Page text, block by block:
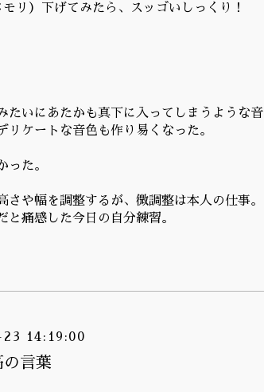
リ）下げてみたら、スッゴいしっくり！
たいにあたかも真下に入ってしまうような音
ケートな音色も作り易くなった。
った。
や幅を調整するが、微調整は本人の仕事。
痛感した今日の自分練習。
14:19:00
の言葉